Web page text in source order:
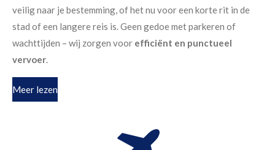
veilig naar je bestemming, of het nu voor een korte rit in de
stad of een langere reis is. Geen gedoe met parkeren of
wachttijden – wij zorgen voor efficiënt en punctueel
vervoer.
Meer lezen